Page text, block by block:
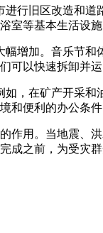
行旧区改造和道
等基本生活设
增加。音乐节和
以快速拆卸并
，在矿产开采和
和便利的办公条件
作用。当地震、
成之前，为受灾